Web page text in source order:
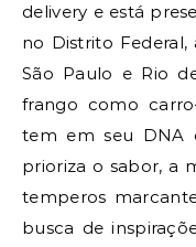
delivery e está
no Distrito Federal,
São Paulo e Rio
frango como
tem em seu DNA
prioriza o sabor, a
temperos
busca de